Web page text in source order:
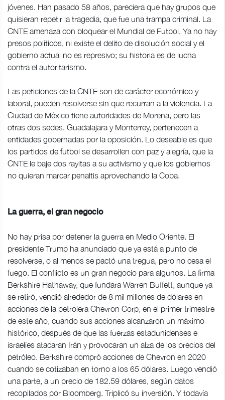
jóvenes. Han pasado 58 años, pareciera que hay grupos que
quisieran repetir la tragedia, que fue una trampa criminal. La
CNTE amenaza con bloquear el Mundial de Futbol. Ya no hay
presos políticos, ni existe el delito de disolución social y el
gobierno actual no es represivo; su historia es de lucha
contra el autoritarismo.
Las peticiones de la CNTE son de carácter económico y
laboral, pueden resolverse sin que recurran a la violencia. La
Ciudad de México tiene autoridades de Morena, pero las
otras dos sedes, Guadalajara y Monterrey, pertenecen a
entidades gobernadas por la oposición. Lo deseable es que
los partidos de futbol se desarrollen con paz y alegría, que la
CNTE le baje dos rayitas a su activismo y que los gobiernos
no quieran marcar penaltis aprovechando la Copa.
La guerra, el gran negocio
No hay prisa por detener la guerra en Medio Oriente. El
presidente Trump ha anunciado que ya está a punto de
resolverse, o al menos se pactó una tregua, pero no cesa el
fuego. El conflicto es un gran negocio para algunos. La firma
Berkshire Hathaway, que fundara Warren Buffett, aunque ya
se retiró, vendió alrededor de 8 mil millones de dólares en
acciones de la petrolera Chevron Corp, en el primer trimestre
de este año, cuando sus acciones alcanzaron un máximo
histórico, después de que las fuerzas estadunidenses e
israelíes atacaran Irán y provocaran un alza de los precios del
petróleo. Berkshire compró acciones de Chevron en 2020
cuando se cotizaban en torno a los 65 dólares. Luego vendió
una parte, a un precio de 182.59 dólares, según datos
recopilados por Bloomberg. Triplicó su inversión. Y todavía